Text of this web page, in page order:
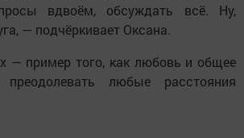
вдвоём, обсуждать всё. Ну,
— подчёркивает Оксана.
— пример того, как любовь и общее
любые расстояния